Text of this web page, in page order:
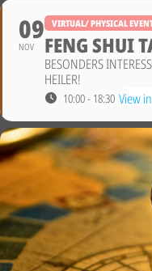
09
NOV
VIRTUAL/ PHYSICAL
FENG SHUI
BESONDERS
HEILER!
10:00 - 18:30 View